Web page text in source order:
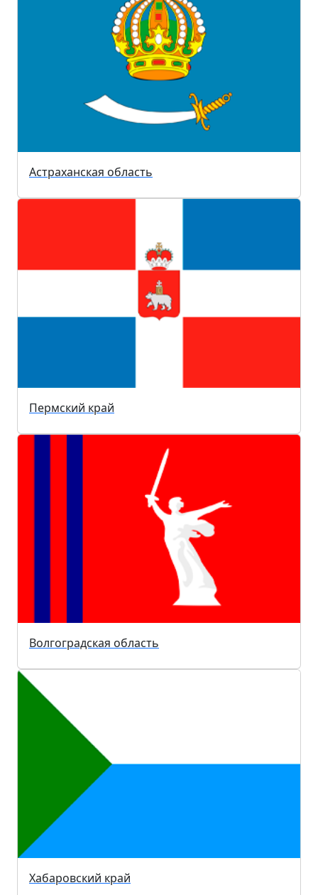
Астраханская область
Пермский край
Волгоградская область
Хабаровский край